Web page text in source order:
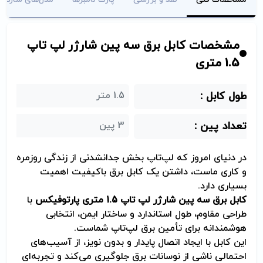
مشخصات کابل برق سه پین شارژر لپ تاپ
1.5 متری
طول کابل : 1.5 متر
تعداد پین : 3 پین
در دنیای امروز که لپ‌تاپ بخش جدانشدنی از زندگی روزمره
و کاری ماست، داشتن یک کابل برق باکیفیت اهمیت
بسیاری دارد.
کابل برق سه پین شارژر لپ تاپ 1.5 متری پارتوفیکس
با
طراحی مقاوم، طول استاندارد و ساختار ایمن، انتخابی
هوشمندانه برای تأمین برق لپ‌تاپ شماست.
این کابل با ایجاد اتصال پایدار و بدون نویز، از آسیب‌های
احتمالی ناشی از نوسانات برق جلوگیری می‌کند و تجربه‌ای